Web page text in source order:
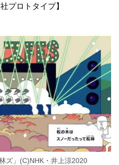
プロトタイプ】
ズ」(C)NHK・井上涼2020